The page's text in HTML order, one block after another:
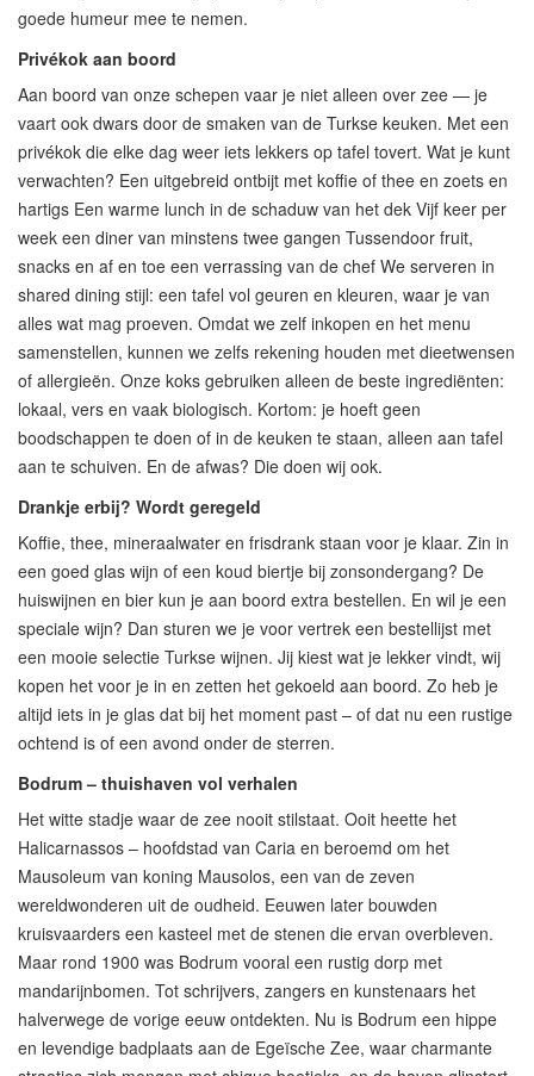
goede humeur mee te nemen.
Privékok aan boord
Aan boord van onze schepen vaar je niet alleen over zee — je
vaart ook dwars door de smaken van de Turkse keuken. Met een
privékok die elke dag weer iets lekkers op tafel tovert. Wat je kunt
verwachten? Een uitgebreid ontbijt met koffie of thee en zoets en
hartigs Een warme lunch in de schaduw van het dek Vijf keer per
week een diner van minstens twee gangen Tussendoor fruit,
snacks en af en toe een verrassing van de chef We serveren in
shared dining stijl: een tafel vol geuren en kleuren, waar je van
alles wat mag proeven. Omdat we zelf inkopen en het menu
samenstellen, kunnen we zelfs rekening houden met dieetwensen
of allergieën. Onze koks gebruiken alleen de beste ingrediënten:
lokaal, vers en vaak biologisch. Kortom: je hoeft geen
boodschappen te doen of in de keuken te staan, alleen aan tafel
aan te schuiven. En de afwas? Die doen wij ook.
Drankje erbij? Wordt geregeld
Koffie, thee, mineraalwater en frisdrank staan voor je klaar. Zin in
een goed glas wijn of een koud biertje bij zonsondergang? De
huiswijnen en bier kun je aan boord extra bestellen. En wil je een
speciale wijn? Dan sturen we je voor vertrek een bestellijst met
een mooie selectie Turkse wijnen. Jij kiest wat je lekker vindt, wij
kopen het voor je in en zetten het gekoeld aan boord. Zo heb je
altijd iets in je glas dat bij het moment past – of dat nu een rustige
ochtend is of een avond onder de sterren.
Bodrum – thuishaven vol verhalen
Het witte stadje waar de zee nooit stilstaat. Ooit heette het
Halicarnassos – hoofdstad van Caria en beroemd om het
Mausoleum van koning Mausolos, een van de zeven
wereldwonderen uit de oudheid. Eeuwen later bouwden
kruisvaarders een kasteel met de stenen die ervan overbleven.
Maar rond 1900 was Bodrum vooral een rustig dorp met
mandarijnbomen. Tot schrijvers, zangers en kunstenaars het
halverwege de vorige eeuw ontdekten. Nu is Bodrum een hippe
en levendige badplaats aan de Egeïsche Zee, waar charmante